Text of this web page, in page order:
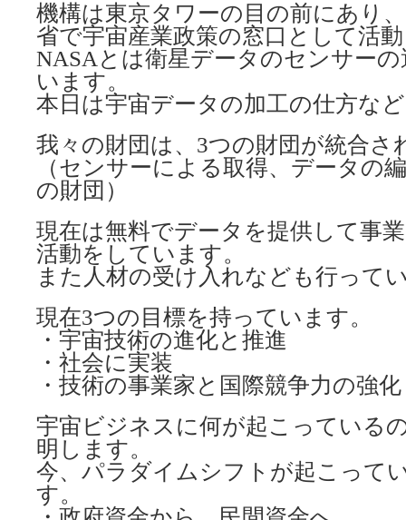
機構は東京タワーの目の前にあり
省で宇宙産業政策の窓口として活
NASAとは衛星データのセンサー
います。
本日は宇宙データの加工の仕方な
我々の財団は、3つの財団が統合さ
（センサーによる取得、データの
の財団）
現在は無料でデータを提供して事
活動をしています。
また人材の受け入れなども行って
現在3つの目標を持っています。
・宇宙技術の進化と推進
・社会に実装
・技術の事業家と国際競争力の強化
宇宙ビジネスに何が起こっている
明します。
今、パラダイムシフトが起こって
す。